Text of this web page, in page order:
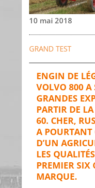
10 mai 2018
GRAND TEST
ENGIN DE
VOLVO 800 A
GRANDES
PARTIR DE
60. CHER,
A
D’UN
LES
PREMIER SIX
MARQUE.